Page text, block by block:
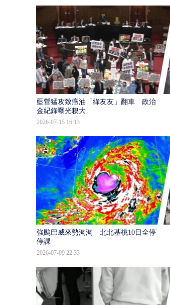
藍營猛攻致癌油「綠友友」翻車 政治獻
金紀錄曝光糗大
2026-07-15 16:13
強颱巴威來勢洶洶 北北基桃10日全停班
停課
2026-07-09 22:33